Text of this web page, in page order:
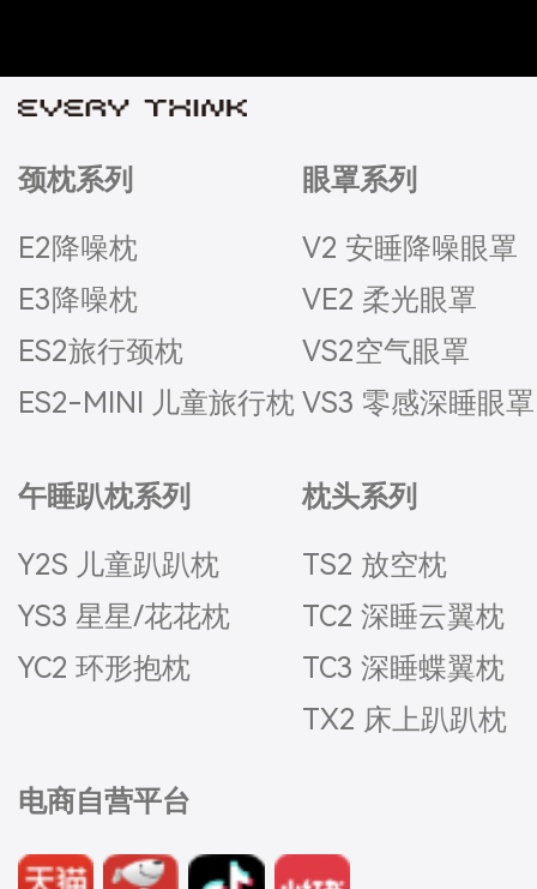
颈枕系列
E2降噪枕
E3降噪枕
ES2旅行颈枕
ES2-MINI 儿童旅行枕
眼罩系列
V2 安睡降噪眼罩
VE2 柔光眼罩
VS2空气眼罩
VS3 零感深睡眼罩
午睡趴枕系列
Y2S 儿童趴趴枕
YS3 星星/花花枕
YC2 环形抱枕
枕头系列
TS2 放空枕
TC2 深睡云翼枕
TC3 深睡蝶翼枕
TX2 床上趴趴枕
电商自营平台